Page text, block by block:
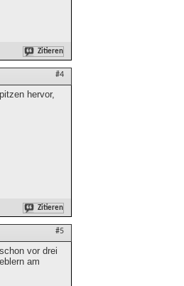
Zitieren
#4
hervor,
Zitieren
#5
vor drei
am